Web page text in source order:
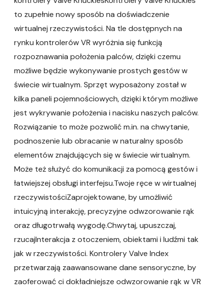
to zupełnie nowy sposób na doświadczenie
wirtualnej rzeczywistości. Na tle dostępnych na
rynku kontrolerów VR wyróżnia się funkcją
rozpoznawania położenia palców, dzięki czemu
możliwe będzie wykonywanie prostych gestów w
świecie wirtualnym. Sprzęt wyposażony został w
kilka paneli pojemnościowych, dzięki którym możliwe
jest wykrywanie położenia i nacisku naszych palców.
Rozwiązanie to może pozwolić m.in. na chwytanie,
podnoszenie lub obracanie w naturalny sposób
elementów znajdujących się w świecie wirtualnym.
Może też służyć do komunikacji za pomocą gestów i
łatwiejszej obsługi interfejsu.Twoje ręce w wirtualnej
rzeczywistościZaprojektowane, by umożliwić
intuicyjną interakcję, precyzyjne odwzorowanie rąk
oraz długotrwałą wygodę.Chwytaj, upuszczaj,
rzucajInterakcja z otoczeniem, obiektami i ludźmi tak
jak w rzeczywistości. Kontrolery Valve Index
przetwarzają zaawansowane dane sensoryczne, by
zaoferować ci dokładniejsze odwzorowanie rąk w VR